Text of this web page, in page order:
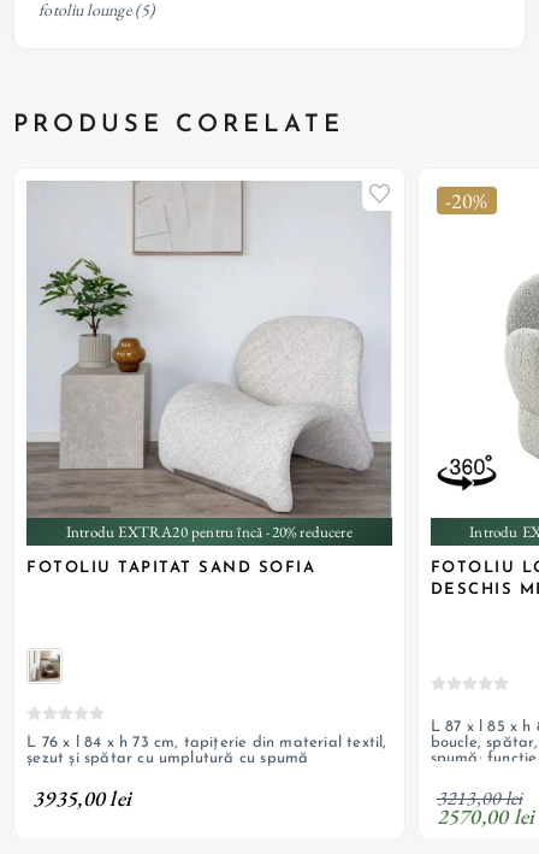
fotoliu lounge (5)
PRODUSE CORELATE
Introdu EXTRA20 pentru încă -20% reducere
FOTOLIU TAPITAT SAND SOFIA
L 76 x l 84 x h 73 cm, tapițerie din material textil,
șezut și spătar cu umplutură cu spumă
3935,00 lei
-20%
Introdu
FOTOLIU
DESCHIS
L 87 x l 85 x
boucle,
spumă;
3213,00 lei
2570,00 lei